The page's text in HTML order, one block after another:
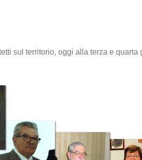
sul territorio, oggi alla terza e quarta